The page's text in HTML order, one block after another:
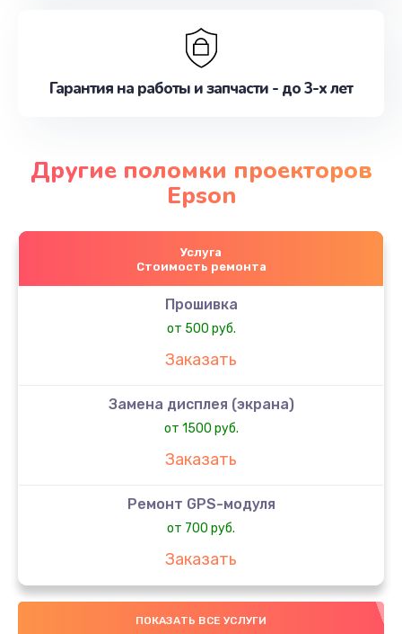
Гарантия на работы и запчасти - до 3-х лет
Другие поломки проекторов
Epson
Услуга
Стоимость ремонта
Прошивка
от 500 руб.
Заказать
Замена дисплея (экрана)
от 1500 руб.
Заказать
Ремонт GPS-модуля
от 700 руб.
Заказать
Ремонт или замена магнитомера
от 500 руб.
ПОКАЗАТЬ ВСЕ УСЛУГИ